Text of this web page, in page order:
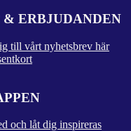
ERBJUDANDEN
till vårt nyhetsbrev här
och låt dig inspireras